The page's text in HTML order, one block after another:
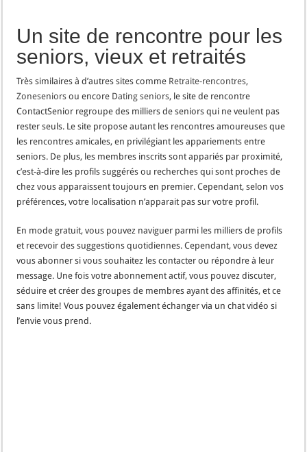
Un site de rencontre pour les
seniors, vieux et retraités
Très similaires à d’autres sites comme Retraite-rencontres,
Zoneseniors ou encore Dating seniors, le site de rencontre
ContactSenior regroupe des milliers de seniors qui ne veulent pas
rester seuls. Le site propose autant les rencontres amoureuses que
les rencontres amicales, en privilégiant les appariements entre
seniors. De plus, les membres inscrits sont appariés par proximité,
c’est-à-dire les profils suggérés ou recherches qui sont proches de
chez vous apparaissent toujours en premier. Cependant, selon vos
préférences, votre localisation n’apparait pas sur votre profil.
En mode gratuit, vous pouvez naviguer parmi les milliers de profils
et recevoir des suggestions quotidiennes. Cependant, vous devez
vous abonner si vous souhaitez les contacter ou répondre à leur
message. Une fois votre abonnement actif, vous pouvez discuter,
séduire et créer des groupes de membres ayant des affinités, et ce
sans limite! Vous pouvez également échanger via un chat vidéo si
l’envie vous prend.